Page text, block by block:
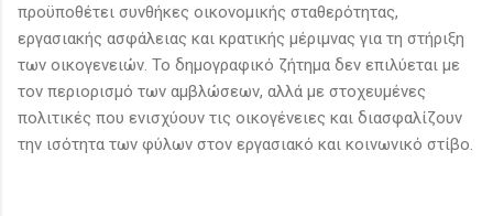
προϋποθέτει συνθήκες οικονομικής σταθερότητας,
εργασιακής ασφάλειας και κρατικής μέριμνας για τη στήριξη
των οικογενειών. Το δημογραφικό ζήτημα δεν επιλύεται με
τον περιορισμό των αμβλώσεων, αλλά με στοχευμένες
πολιτικές που ενισχύουν τις οικογένειες και διασφαλίζουν
την ισότητα των φύλων στον εργασιακό και κοινωνικό στίβο.